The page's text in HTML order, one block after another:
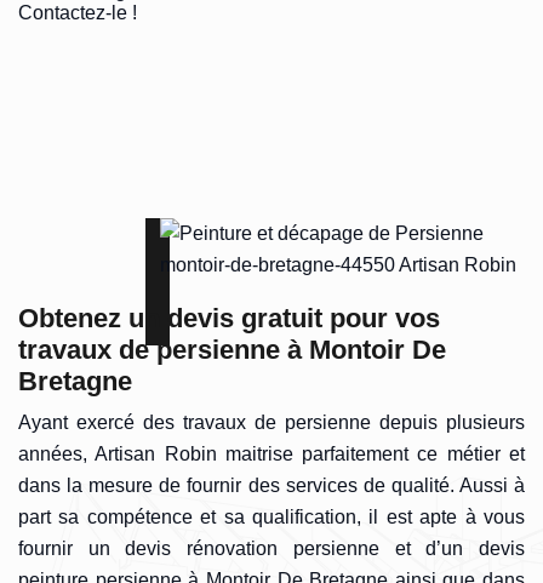
Contactez-le !
Obtenez un devis gratuit pour vos
travaux de persienne à Montoir De
Bretagne
Ayant exercé des travaux de persienne depuis plusieurs
années, Artisan Robin maitrise parfaitement ce métier et
dans la mesure de fournir des services de qualité. Aussi à
part sa compétence et sa qualification, il est apte à vous
fournir un devis rénovation persienne et d’un devis